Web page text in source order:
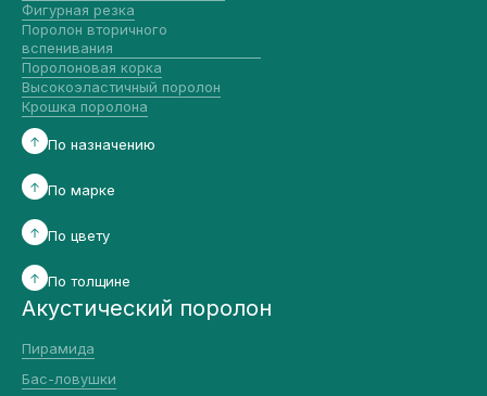
Фигурная резка
Поролон вторичного
вспенивания
Поролоновая корка
Высокоэластичный поролон
Крошка поролона
По назначению
По марке
По цвету
По толщине
Акустический поролон
Пирамида
Бас-ловушки